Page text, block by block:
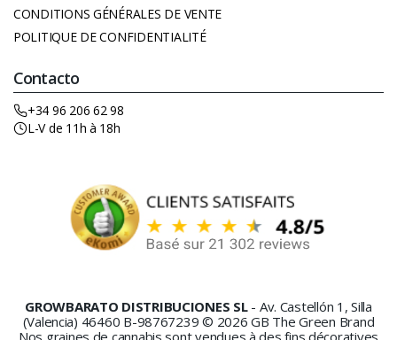
CONDITIONS GÉNÉRALES DE VENTE
POLITIQUE DE CONFIDENTIALITÉ
Contacto
+34 96 206 62 98
L-V de 11h à 18h
GROWBARATO DISTRIBUCIONES SL - Av. Castellón 1, Silla
(Valencia) 46460 B-98767239 © 2026 GB The Green Brand
Nos graines de cannabis sont vendues à des fins décoratives